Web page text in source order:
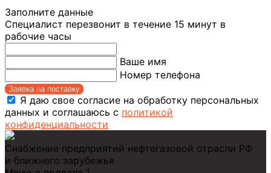
Заполните данные
Специалист перезвонит в течение 15 минут в
рабочие часы
Ваше имя
Номер телефона
Заявка на поставку
Я даю свое согласие на обработку персональных
данных и соглашаюсь с политикой
конфиденциальности
Снабжение предприятий нефтегазовой отрасли РФ
и ближнего зарубежья